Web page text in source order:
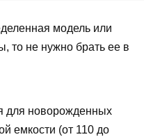
модель или
то не нужно брать ее в
для новорожденных
емкости (от 110 до